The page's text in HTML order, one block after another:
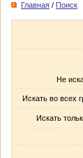
Главная / Поиск
Не
Искать во всех
Искать